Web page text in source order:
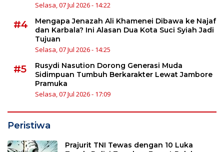
Selasa, 07 Jul 2026 - 14:22
#4
Mengapa Jenazah Ali Khamenei Dibawa ke Najaf
dan Karbala? Ini Alasan Dua Kota Suci Syiah Jadi
Tujuan
Selasa, 07 Jul 2026 - 14:25
#5
Rusydi Nasution Dorong Generasi Muda
Sidimpuan Tumbuh Berkarakter Lewat Jambore
Pramuka
Selasa, 07 Jul 2026 - 17:09
Peristiwa
Prajurit TNI Tewas dengan 10 Luka